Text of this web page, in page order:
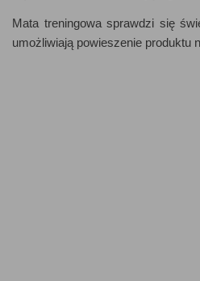
Mata treningowa sprawdzi się
umożliwiają powieszenie produktu